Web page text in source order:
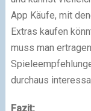
App Käufe, mit
Extras kaufen
muss man
durchaus
Fazit: